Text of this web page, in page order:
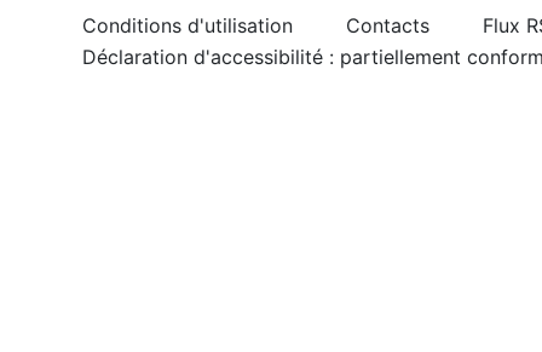
Conditions d'utilisation Contacts
Flux
Déclaration d'accessibilité : partiellement